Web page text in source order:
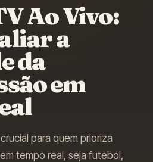
Ao Vivo:
a
da
em
para quem prioriza
tempo real, seja futebol,